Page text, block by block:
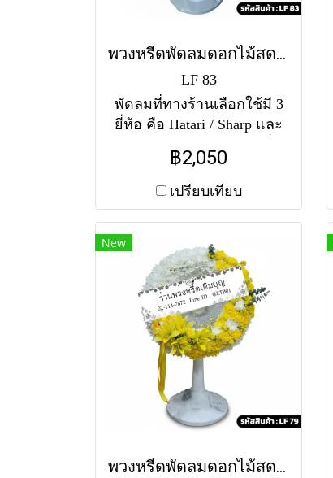
พวงหรีดพัดลมดอกไม้สด ละอองแก้ว (LF83)
LF 83
พัดลมที่ทางร้านเลือกใช้มี 3
ยี่ห้อ คือ Hatari / Sharp และ
Accord จัดพุ่มดอกไม้ ครึ่ง
วงกลมล่าง โทนสีขาว-เขียว
ประดับกุหลาบขาวและ
คาร์เนชั่นเขียว สุภาพ ทั้งนี้
แต่ละสาขาอาจใช้แตกต่าง
กัน สำหรับสีของพัดลม หาก
ไม่มีสีตามแบบ ทางร้านขอ
อนุญาตใช้พัดลมคละสีตาม
สต็อคที่มีในแต่ละวัน
(สอบถามก่อนสั่งซื้อได้ค่ะ)
พัดลมคอสไลด์ 16" ราคา
2050 พัดลมคอสไลด์ 18"
ราคา 2490
฿2,050
เปรียบเทียบ
New
พวงหรีดพัดลมดอกไม้สด รวีวรรณ (LF79)